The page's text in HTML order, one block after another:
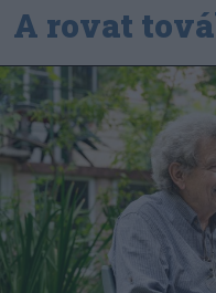
A rovat